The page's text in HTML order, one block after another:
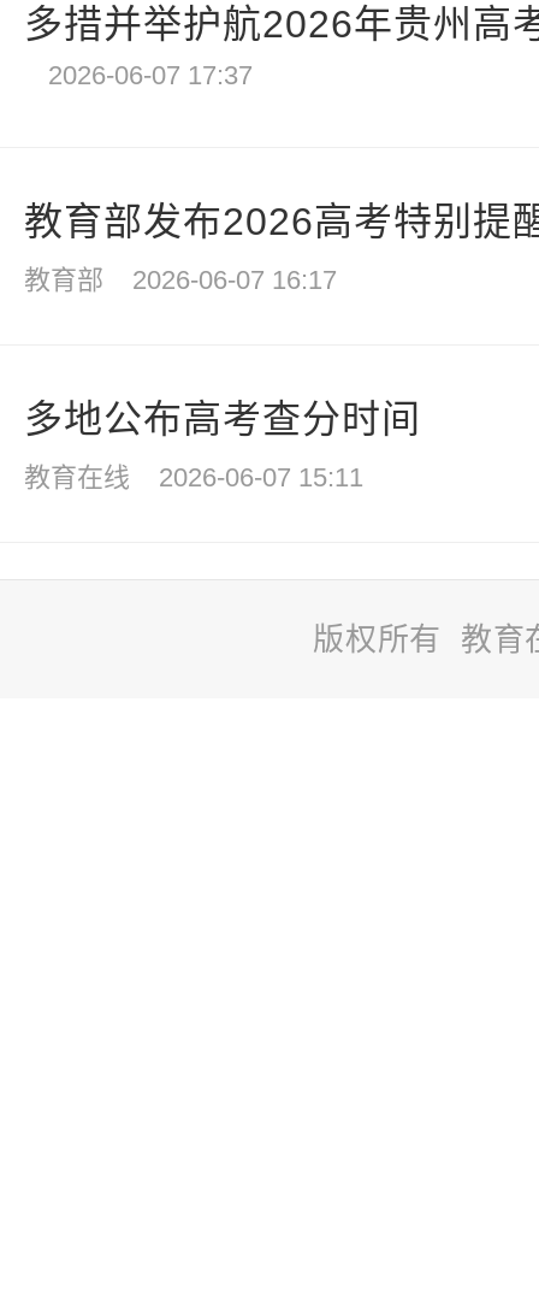
多措并举护航2026年贵州高
2026-06-07 17:37
教育部发布2026高考特别提
教育部 2026-06-07 16:17
多地公布高考查分时间
教育在线 2026-06-07 15:11
版权所有 教育